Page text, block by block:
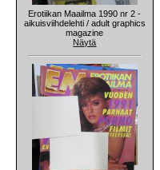
Erotiikan Maailma 1990 nr 2 -
aikuisviihdelehti / adult graphics
magazine
Näytä